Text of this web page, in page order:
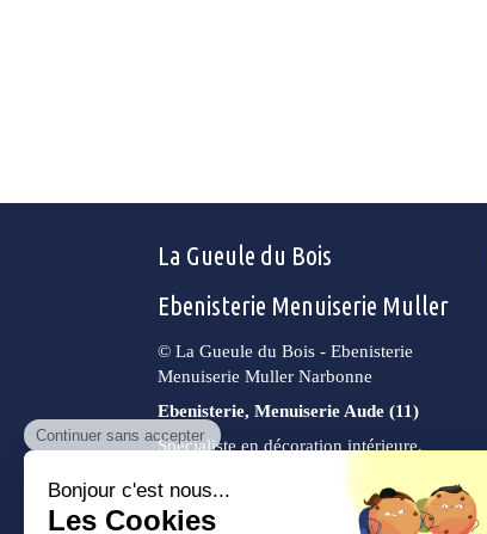
La Gueule du Bois
Ebenisterie Menuiserie Muller
© La Gueule du Bois - Ebenisterie
Menuiserie Muller Narbonne
Ebenisterie, Menuiserie Aude (11)
Spécialiste en décoration intérieure,
parquets, création de mezzanine,
aménagement de cuisine,